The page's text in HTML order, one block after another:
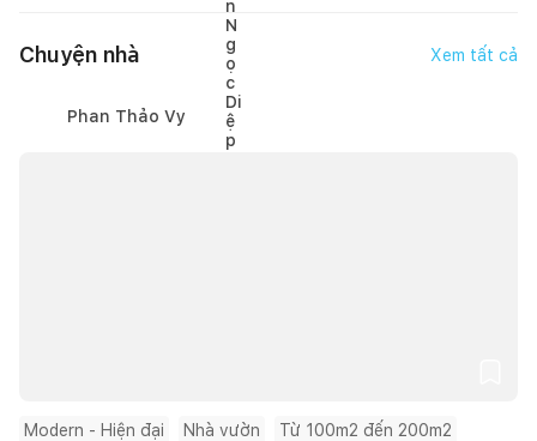
Chuyện nhà Xem tất cả
Phan Thảo Vy
Modern - Hiện đại Nhà vườn Từ 100m2 đến 200m2